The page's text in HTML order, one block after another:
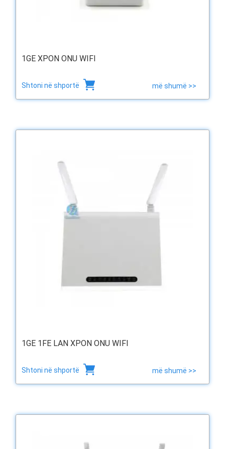
1GE XPON ONU WIFI
Shtoni në shportë më shumë >>
1GE 1FE LAN XPON ONU WIFI
Shtoni në shportë më shumë >>